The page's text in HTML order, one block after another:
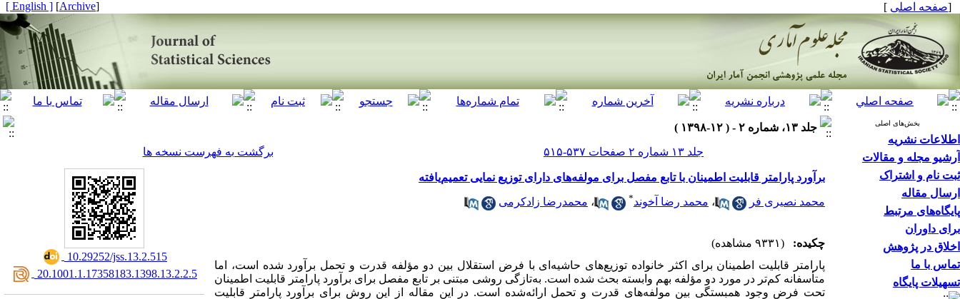
[صفحه اصلی ]
[
Archive
]
[ English ]
بخش‌های اصلی
اطلاعات نشریه
آرشیو مجله و مقالات
ثبت نام و اشتراک
ارسال مقاله
پایگاه‌های مرتبط
برای داوران
اخلاق در پژوهش
تماس با ما
تسهیلات پایگاه
جلد ۱۳، شماره ۲ - ( ۱۲-۱۳۹۸ )
جلد ۱۳ شماره ۲ صفحات ۵۳۷-۵۱۵
برگشت به فهرست نسخه ها
برآورد پارامتر قابلیت اطمینان با تابع مفصل برای مولفه‌های دارای توزیع نمایی تعمیم‌یافته
محمد نصیری فر ، محمد رضا آخوند* ، محمدرضا زادکرمی
چکیده:
(۹۳۳۱ مشاهده)
پارامتر قابلیت اطمینان برای اکثر خانواده‌ توزیع‌های حاشیه‌ای با فرض استقلال بین دو مؤلفه‌ قدرت و تحمل برآورد شده است، اما
متأسفانه کم‌تر در مورد دو مؤلفه بهم وابسته بحث شده است. به‌تازگی روشی مبتنی بر تابع مفصل برای برآورد پارامتر قابلیت اطمینان
تحت فرض وجود همبستگی بین مولفه‌های قدرت و تحمل ارائه‌شده است. در این مقاله از این روش برای برآورد پارامتر قابلیت
‎ 10.29252/jss.13.2.515
‎ 20.1001.1.17358183.1398.13.2.2.5